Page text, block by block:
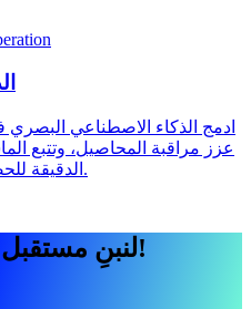
ادمج الذكاء الاصطناعي البصري
الدقيقة للحصول على إنتاجية أعلى وأكثر ذكاءً.
لنبنِ مستقبل الذكاء الاصطناعي معاً!